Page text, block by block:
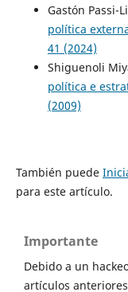
Gastón Passi-
política
41 (2024)
Shiguenoli
política e
(2009)
También puede
para este artículo.
Importante
Debido a un
artículos